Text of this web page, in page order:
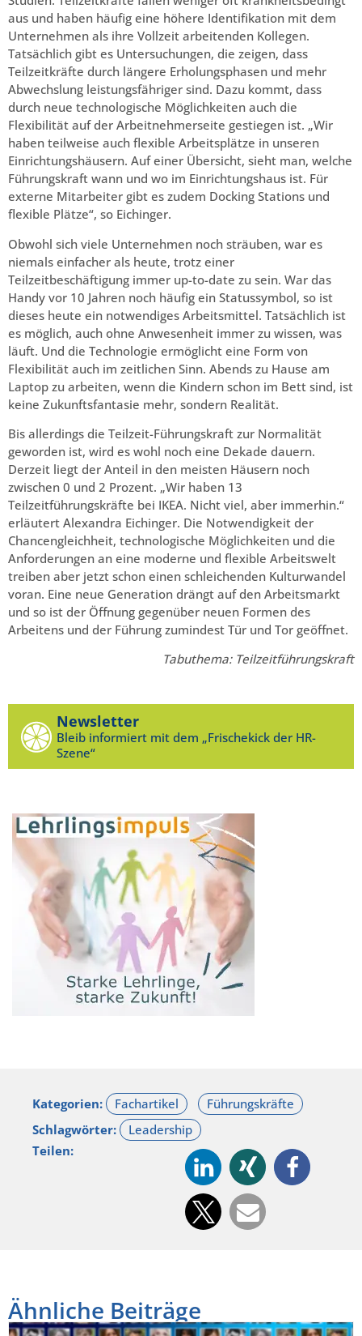
aus und haben häufig eine höhere Identifikation mit dem
Unternehmen als ihre Vollzeit arbeitenden Kollegen.
Tatsächlich gibt es Untersuchungen, die zeigen, dass
Teilzeitkräfte durch längere Erholungsphasen und mehr
Abwechslung leistungsfähriger sind. Dazu kommt, dass
durch neue technologische Möglichkeiten auch die
Flexibilität auf der Arbeitnehmerseite gestiegen ist. „Wir
haben teilweise auch flexible Arbeitsplätze in unseren
Einrichtungshäusern. Auf einer Übersicht, sieht man, welche
Führungskraft wann und wo im Einrichtungshaus ist. Für
externe Mitarbeiter gibt es zudem Docking Stations und
flexible Plätze“, so Eichinger.
Obwohl sich viele Unternehmen noch sträuben, war es
niemals einfacher als heute, trotz einer
Teilzeitbeschäftigung immer up-to-date zu sein. War das
Handy vor 10 Jahren noch häufig ein Statussymbol, so ist
dieses heute ein notwendiges Arbeitsmittel. Tatsächlich ist
es möglich, auch ohne Anwesenheit immer zu wissen, was
läuft. Und die Technologie ermöglicht eine Form von
Flexibilität auch im zeitlichen Sinn. Abends zu Hause am
Laptop zu arbeiten, wenn die Kindern schon im Bett sind, ist
keine Zukunftsfantasie mehr, sondern Realität.
Bis allerdings die Teilzeit-Führungskraft zur Normalität
geworden ist, wird es wohl noch eine Dekade dauern.
Derzeit liegt der Anteil in den meisten Häusern noch
zwischen 0 und 2 Prozent. „Wir haben 13
Teilzeitführungskräfte bei IKEA. Nicht viel, aber immerhin.“
erläutert Alexandra Eichinger. Die Notwendigkeit der
Chancengleichheit, technologische Möglichkeiten und die
Anforderungen an eine moderne und flexible Arbeitswelt
treiben aber jetzt schon einen schleichenden Kulturwandel
voran. Eine neue Generation drängt auf den Arbeitsmarkt
und so ist der Öffnung gegenüber neuen Formen des
Arbeitens und der Führung zumindest Tür und Tor geöffnet.
Tabuthema: Teilzeitführungskraft
Newsletter
Bleib informiert mit dem „Frischekick der HR-
Szene“
Kategorien:
Schlagwörter:
Teilen:
Ähnliche Beiträge